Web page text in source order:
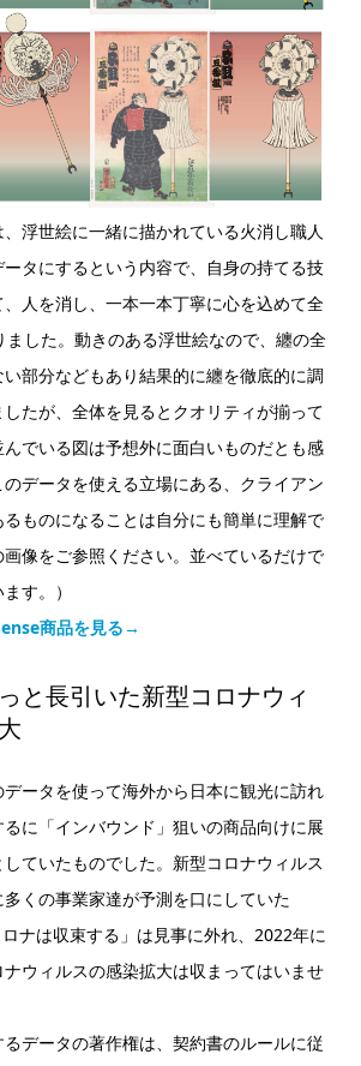
浮世絵に一緒に描かれている火消し職人
タにするという内容で、自身の持てる技
人を消し、一本一本丁寧に心を込めて全
した。動きのある浮世絵なので、纏の全
部分などもあり結果的に纏を徹底的に調
たが、全体を見るとクオリティが揃って
でいる図は予想外に面白いものだとも感
データを使える立場にある、クライアン
るものになることは自分にも簡単に理解で
像をご参照ください。並べているだけで
す。）
商品を見る→
と長引いた新型コロナウィ
ータを使って海外から日本に観光に訪れ
に「インバウンド」狙いの商品向けに展
ていたものでした。新型コロナウィルス
くの事業家達が予測を口にしていた
ロナは収束する」は見事に外れ、2022年に
ウィルスの感染拡大は収まってはいませ
データの著作権は、契約書のルールに従